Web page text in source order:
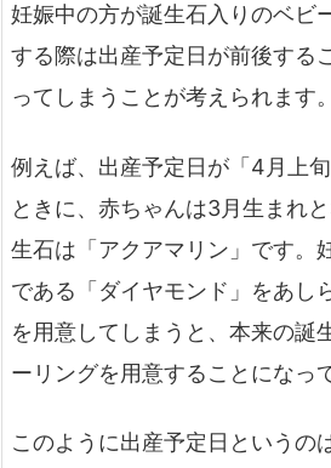
妊娠中の方が誕生石入りのベビ
する際は出産予定日が前後する
ってしまうことが考えられます。
例えば、出産予定日が「4月上
ときに、赤ちゃんは3月生まれ
生石は「アクアマリン」です。
である「ダイヤモンド」をあし
を用意してしまうと、本来の誕
ーリングを用意することになっ
このように出産予定日というの